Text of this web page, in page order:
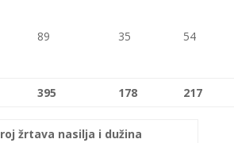
89 35 54
395 178 217
žrtava nasilja i dužina